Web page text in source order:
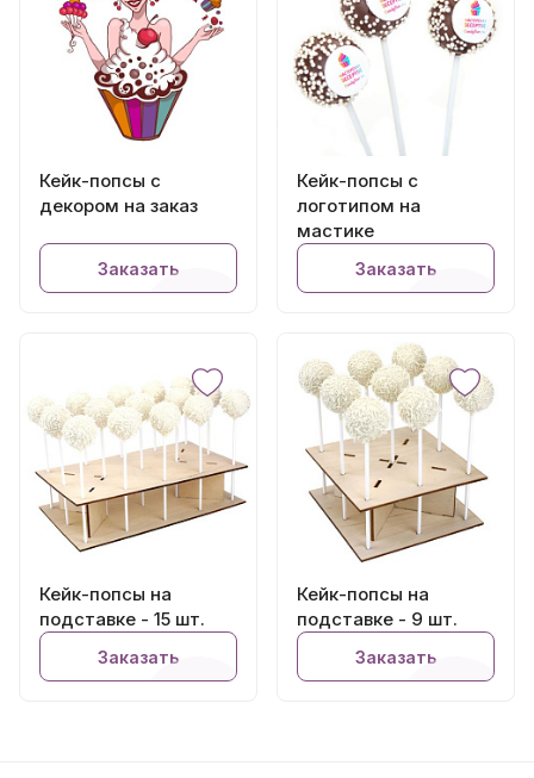
Кейк-попсы с
декором на заказ
Заказать
Кейк-попсы с
логотипом на
мастике
Заказать
Кейк-попсы на
подставке - 15 шт.
Заказать
Кейк-попсы на
подставке - 9 шт.
Заказать